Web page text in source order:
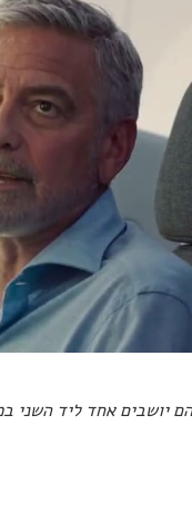
יושבים אחד ליד השני